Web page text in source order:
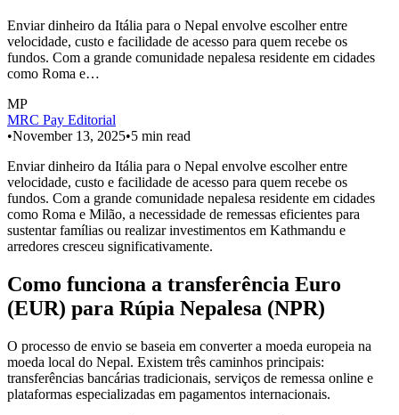
Enviar dinheiro da Itália para o Nepal envolve escolher entre
velocidade, custo e facilidade de acesso para quem recebe os
fundos. Com a grande comunidade nepalesa residente em cidades
como Roma e…
MP
MRC Pay Editorial
•November 13, 2025•5 min read
Enviar dinheiro da Itália para o Nepal envolve escolher entre
velocidade, custo e facilidade de acesso para quem recebe os
fundos. Com a grande comunidade nepalesa residente em cidades
como Roma e Milão, a necessidade de remessas eficientes para
sustentar famílias ou realizar investimentos em Kathmandu e
arredores cresceu significativamente.
Como funciona a transferência Euro
(EUR) para Rúpia Nepalesa (NPR)
O processo de envio se baseia em converter a moeda europeia na
moeda local do Nepal. Existem três caminhos principais:
transferências bancárias tradicionais, serviços de remessa online e
plataformas especializadas em pagamentos internacionais.